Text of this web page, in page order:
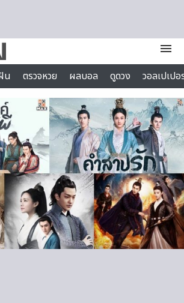
menu
น ตรวจหวย ผลบอล ดูดวง
วอลเปเป